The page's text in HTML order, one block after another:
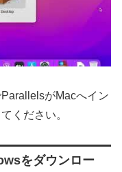
がMacへイン
ください。
をダウンロー